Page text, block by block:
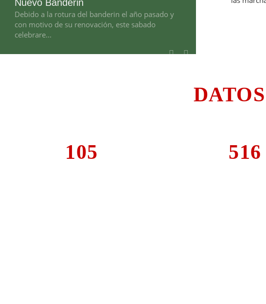
Nuevo Banderin
Debido a la rotura del banderin el año pasado y
con motivo de su renovación, este sabado
celebrare...
105 516